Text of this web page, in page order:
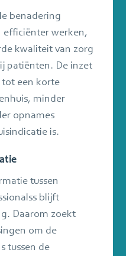
benadering
efficiënter werken,
kwaliteit van zorg
patiënten. De inzet
een korte
minder
opnames
is.
tussen
blijft
Daarom zoekt
om de
tussen de